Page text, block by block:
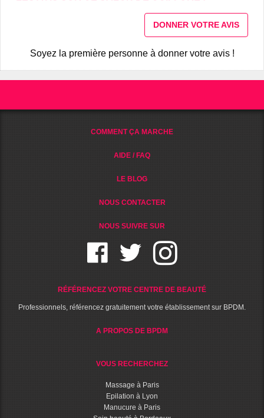
DONNER VOTRE AVIS
Soyez la première personne à donner votre avis !
COMMENT ÇA MARCHE
AIDE / FAQ
LE BLOG
NOUS CONTACTER
NOUS SUIVRE SUR
RÉFÉRENCEZ VOTRE CENTRE DE BEAUTÉ
Professionnels, référencez gratuitement votre établissement sur BPDM.
A PROPOS DE BPDM
VOUS RECHERCHEZ
Massage à Paris
Epilation à Lyon
Manucure à Paris